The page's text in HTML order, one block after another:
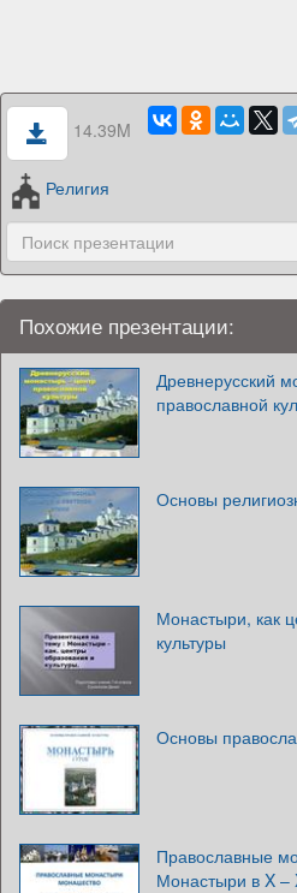
14.39M
Религия
Похожие презентации:
Древнерусский
православной
Основы
Монастыри, как
культуры
Основы
Православные
Монастыри в X –